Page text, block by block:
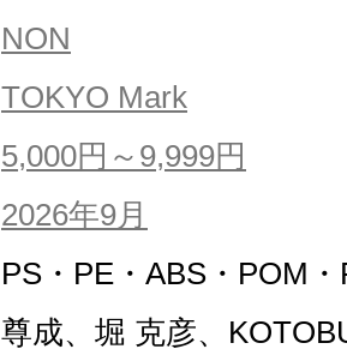
NON
TOKYO Mark
5,000円～9,999円
2026年9月
PS・PE・ABS・POM
尊成、堀 克彦、